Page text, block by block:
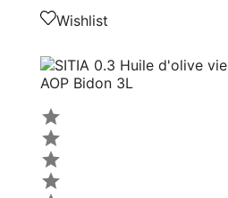
Wishlist



